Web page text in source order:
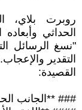
روبرت بلاي،
الحداثي
"نسغ الرسائل
التقدير
القصيدة:
### **الجانب